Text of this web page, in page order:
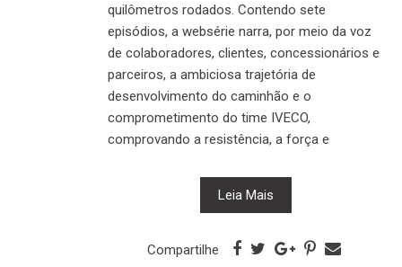
quilômetros rodados. Contendo sete
episódios, a websérie narra, por meio da voz
de colaboradores, clientes, concessionários e
parceiros, a ambiciosa trajetória de
desenvolvimento do caminhão e o
comprometimento do time IVECO,
comprovando a resistência, a força e
Leia Mais
Compartilhe